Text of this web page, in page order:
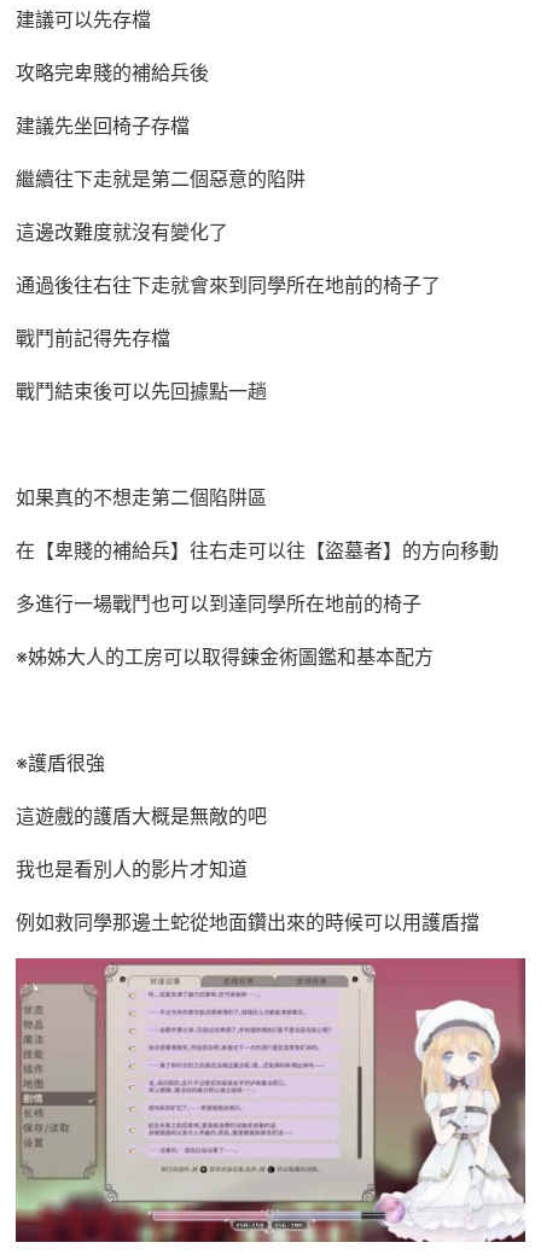
建議可以先存檔
攻略完卑賤的補給兵後
建議先坐回椅子存檔
繼續往下走就是第二個惡意的陷阱
這邊改難度就沒有變化了
通過後往右往下走就會來到同學所在地前的椅子了
戰鬥前記得先存檔
戰鬥結束後可以先回據點一趟
如果真的不想走第二個陷阱區
在【卑賤的補給兵】往右走可以往【盜墓者】的方向移動
多進行一場戰鬥也可以到達同學所在地前的椅子
※姊姊大人的工房可以取得鍊金術圖鑑和基本配方
※護盾很強
這遊戲的護盾大概是無敵的吧
我也是看別人的影片才知道
例如救同學那邊土蛇從地面鑽出來的時候可以用護盾擋